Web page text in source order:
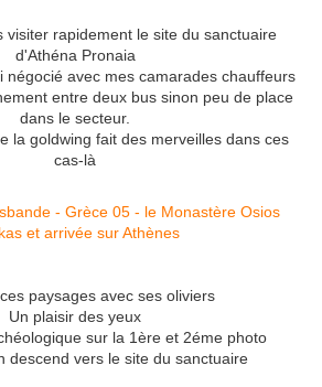
visiter rapidement le site du sanctuaire
d'Athéna Pronaia
négocié avec mes camarades chauffeurs
entre deux bus sinon peu de place
dans le secteur.
la goldwing fait des merveilles dans ces
cas-là
paysages avec ses oliviers
Un plaisir des yeux
sur la 1ère et 2éme photo
descend vers le site du sanctuaire